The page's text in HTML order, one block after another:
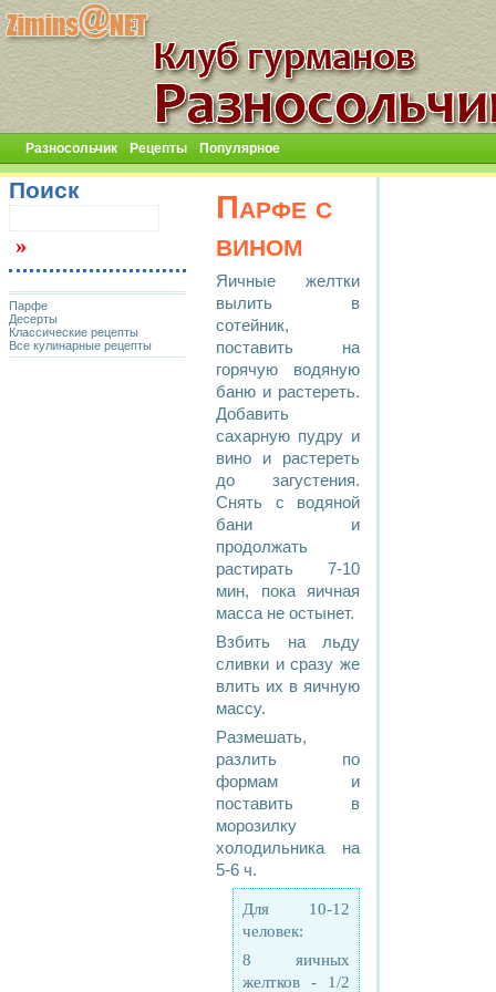
Разносольчик Рецепты Популярное
Парфе с
вином
Яичные желтки
вылить в
сотейник,
поставить на
горячую водяную
баню и растереть.
Добавить
сахарную пудру и
вино и растереть
до загустения.
Снять с водяной
бани и
продолжать
растирать 7-10
мин, пока яичная
масса не остынет.
Взбить на льду
сливки и сразу же
влить их в яичную
массу.
Размешать,
разлить по
формам и
поставить в
морозилку
холодильника на
5-6 ч.
Для 10-12
человек:
8 яичных
желтков - 1/2
Поиск
Парфе
Десерты
Классические рецепты
Все кулинарные рецепты